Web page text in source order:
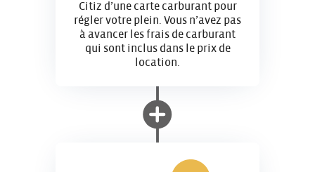
Citiz d’une carte carburant pour
régler votre plein. Vous n’avez pas
à avancer les frais de carburant
qui sont inclus dans le prix de
location.